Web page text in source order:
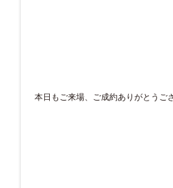
本日もご来場、ご成約ありがとうご